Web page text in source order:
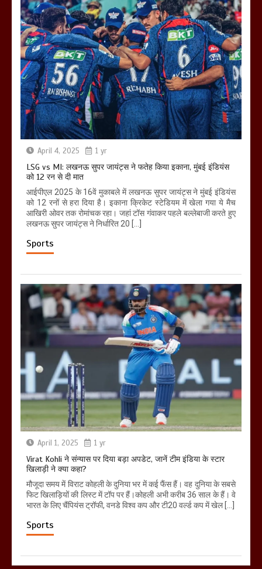
April 4, 2025 1 yr
LSG vs MI: लखनऊ सुपर जायंट्स ने फतेह किया इकाना, मुंबई इंडियंस
को 12 रन से दी मात
आईपीएल 2025 के 16वें मुकाबले में लखनऊ सुपर जायंट्स ने मुंबई इंडियंस
को 12 रनों से हरा दिया है। इकाना क्रिकेट स्टेडियम में खेला गया ये मैच
आखिरी ओवर तक रोमांचक रहा। जहां टॉस गंवाकर पहले बल्लेबाजी करते हुए
लखनऊ सुपर जायंट्स ने निर्धारित 20 […]
Sports
April 1, 2025 1 yr
Virat Kohli ने संन्यास पर दिया बड़ा अपडेट, जानें टीम इंडिया के स्टार
खिलाड़ी ने क्या कहा?
मौजूदा समय में विराट कोहली के दुनिया भर में कई फैंस हैं। वह दुनिया के सबसे
फिट खिलाड़ियों की लिस्ट में टॉप पर हैं।कोहली अभी करीब 36 साल के हैं। वे
भारत के लिए चैंपियंस ट्रॉफी, वनडे विश्व कप और टी20 वर्ल्ड कप में खेल […]
Sports